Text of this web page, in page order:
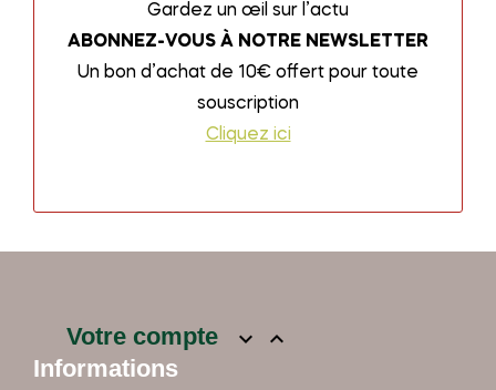
Gardez un œil sur l’actu
ABONNEZ-VOUS À NOTRE NEWSLETTER
Un bon d’achat de 10€ offert pour toute
souscription
Cliquez ici
Votre compte  
Informations